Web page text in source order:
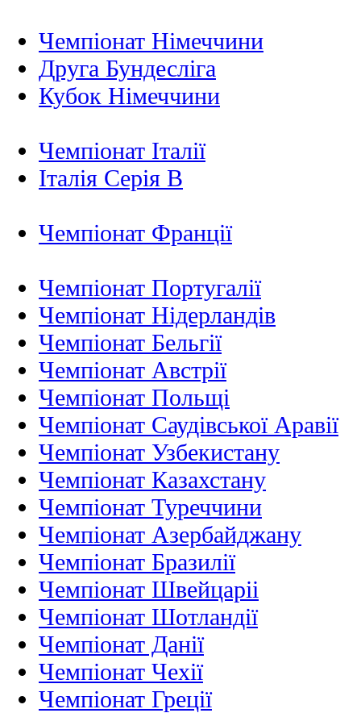
Чемпіонат Німеччини
Друга Бундесліга
Кубок Німеччини
Чемпіонат Італії
Італія Серія B
Чемпіонат Франції
Чемпіонат Португалії
Чемпіонат Нідерландiв
Чемпіонат Бельгії
Чемпіонат Австрії
Чемпіонат Польщі
Чемпіонат Саудівської Аравії
Чемпіонат Узбекистану
Чемпіонат Казахстану
Чемпіонат Туреччини
Чемпіонат Азербайджану
Чемпіонат Бразилії
Чемпіонат Швейцаріі
Чемпіонат Шотландії
Чемпіонат Данії
Чемпіонат Чехії
Чемпіонат Греції